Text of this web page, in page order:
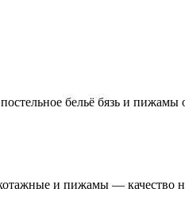
бельё бязь и
и пижамы — качество